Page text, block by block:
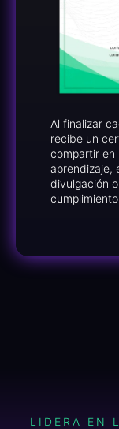
Al finalizar
recibe un
compartir en
aprendizaje,
divulgación
LIDERA EN